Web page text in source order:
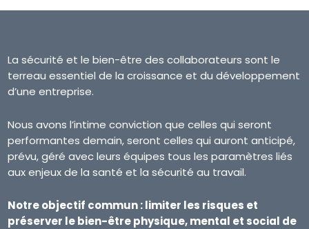
La sécurité et le bien-être des collaborateurs sont le
terreau essentiel de la croissance et du développement
d’une entreprise.
Nous avons l’intime conviction que celles qui seront
performantes demain, seront celles qui auront anticipé,
prévu, géré avec leurs équipes tous les paramètres liés
aux enjeux de la santé et la sécurité au travail.
Notre objectif commun : limiter les risques et
préserver le bien-être physique, mental et social de